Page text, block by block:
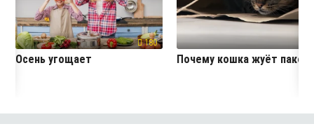
180
Осень угощает Почему кошка жуёт